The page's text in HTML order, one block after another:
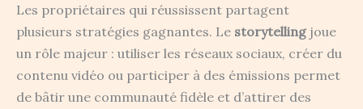
Les propriétaires qui réussissent partagent
plusieurs stratégies gagnantes. Le storytellingjoue
un rôle majeur : utiliser les réseaux sociaux, créer du
contenu vidéo ou participer à des émissions permet
de bâtir une communauté fidèle et d’attirer des